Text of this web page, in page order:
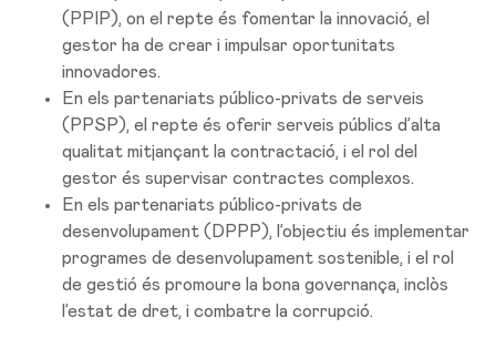
(PPIP), on el repte és fomentar la innovació, el
gestor ha de crear i impulsar oportunitats
innovadores.
En els partenariats público-privats de serveis
(PPSP), el repte és oferir serveis públics d’alta
qualitat mitjançant la contractació, i el rol del
gestor és supervisar contractes complexos.
En els partenariats público-privats de
desenvolupament (DPPP), l’objectiu és implementar
programes de desenvolupament sostenible, i el rol
de gestió és promoure la bona governança, inclòs
l’estat de dret, i combatre la corrupció.